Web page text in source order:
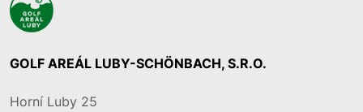
GOLF AREÁL LUBY-SCHÖNBACH, S.R.O.
Horní Luby 25